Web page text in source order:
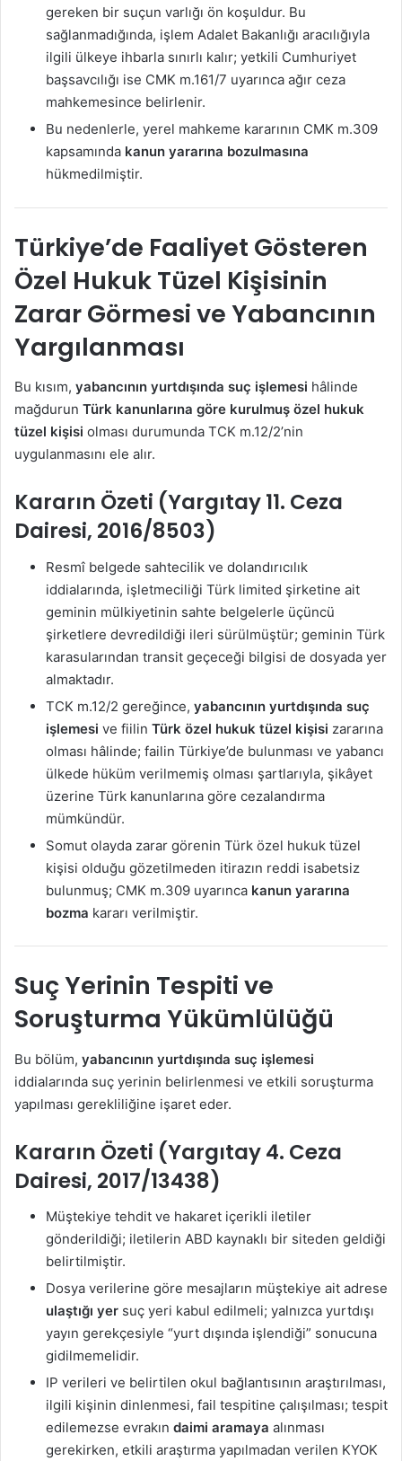
gereken bir suçun varlığı ön koşuldur. Bu
sağlanmadığında, işlem Adalet Bakanlığı aracılığıyla
ilgili ülkeye ihbarla sınırlı kalır; yetkili Cumhuriyet
başsavcılığı ise CMK m.161/7 uyarınca ağır ceza
mahkemesince belirlenir.
Bu nedenlerle, yerel mahkeme kararının CMK m.309
kapsamında kanun yararına bozulmasına
hükmedilmiştir.
Türkiye’de Faaliyet Gösteren
Özel Hukuk Tüzel Kişisinin
Zarar Görmesi ve Yabancının
Yargılanması
Bu kısım, yabancının yurtdışında suç işlemesi hâlinde
mağdurun Türk kanunlarına göre kurulmuş özel hukuk
tüzel kişisi olması durumunda TCK m.12/2’nin
uygulanmasını ele alır.
Kararın Özeti (Yargıtay 11. Ceza
Dairesi, 2016/8503)
Resmî belgede sahtecilik ve dolandırıcılık
iddialarında, işletmeciliği Türk limited şirketine ait
geminin mülkiyetinin sahte belgelerle üçüncü
şirketlere devredildiği ileri sürülmüştür; geminin Türk
karasularından transit geçeceği bilgisi de dosyada yer
almaktadır.
TCK m.12/2 gereğince, yabancının yurtdışında suç
işlemesi ve fiilin Türk özel hukuk tüzel kişisi zararına
olması hâlinde; failin Türkiye’de bulunması ve yabancı
ülkede hüküm verilmemiş olması şartlarıyla, şikâyet
üzerine Türk kanunlarına göre cezalandırma
mümkündür.
Somut olayda zarar görenin Türk özel hukuk tüzel
kişisi olduğu gözetilmeden itirazın reddi isabetsiz
bulunmuş; CMK m.309 uyarınca kanun yararına
bozma kararı verilmiştir.
Suç Yerinin Tespiti ve
Soruşturma Yükümlülüğü
Bu bölüm, yabancının yurtdışında suç işlemesi
iddialarında suç yerinin belirlenmesi ve etkili soruşturma
yapılması gerekliliğine işaret eder.
Kararın Özeti (Yargıtay 4. Ceza
Dairesi, 2017/13438)
Müştekiye tehdit ve hakaret içerikli iletiler
gönderildiği; iletilerin ABD kaynaklı bir siteden geldiği
belirtilmiştir.
Dosya verilerine göre mesajların müştekiye ait adrese
ulaştığı yer suç yeri kabul edilmeli; yalnızca yurtdışı
yayın gerekçesiyle “yurt dışında işlendiği” sonucuna
gidilmemelidir.
IP verileri ve belirtilen okul bağlantısının araştırılması,
ilgili kişinin dinlenmesi, fail tespitine çalışılması; tespit
edilemezse evrakın daimi aramaya alınması
gerekirken, etkili araştırma yapılmadan verilen KYOK